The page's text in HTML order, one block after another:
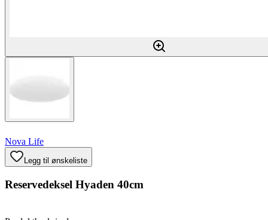
Nova Life
Legg til ønskeliste
Reservedeksel Hyaden 40cm